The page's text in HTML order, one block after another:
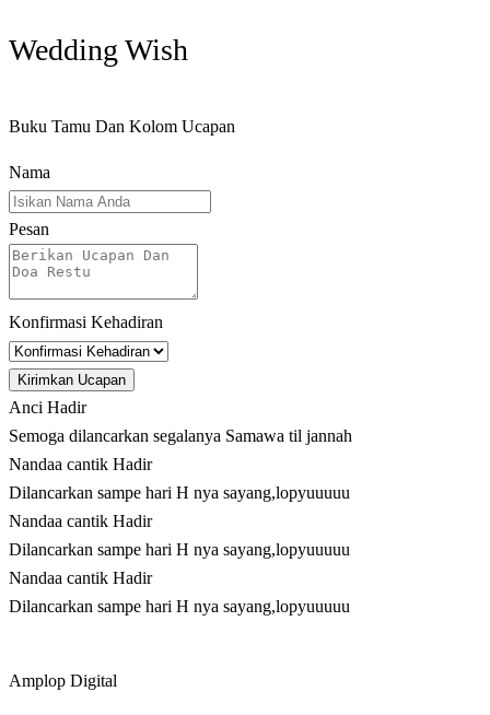
Wedding Wish
Buku Tamu Dan Kolom Ucapan
Nama
Pesan
Konfirmasi Kehadiran
Kirimkan Ucapan
Anci Hadir
Semoga dilancarkan segalanya Samawa til jannah
Nandaa cantik Hadir
Dilancarkan sampe hari H nya sayang,lopyuuuuu
Nandaa cantik Hadir
Dilancarkan sampe hari H nya sayang,lopyuuuuu
Nandaa cantik Hadir
Dilancarkan sampe hari H nya sayang,lopyuuuuu
Amplop Digital